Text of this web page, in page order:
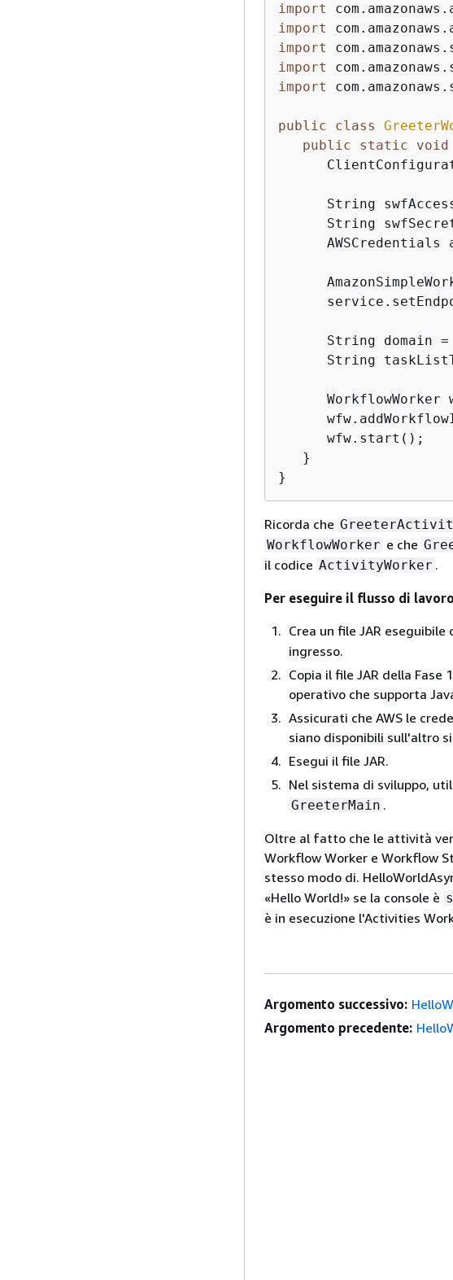
import
import
import
import
import
public class
public
static void
String
String
AWSCredentials
      String domain =
String
WorkflowWorker
      wfw.start();
   }
}
Ricorda che
WorkflowWorker e che
il codice ActivityWorker .
Per eseguire il flusso di
Crea un file JAR eseguibile
ingresso.
Copia il file JAR della
operativo che supporta
Assicurati che AWS le
siano disponibili sull'altro
Esegui il file JAR.
Nel sistema di sviluppo,
GreeterMain .
Oltre al fatto che le attività
Workflow Worker e Workflow
stesso modo di.
«Hello World!» se la console è
è in esecuzione l'Activities
Argomento successivo:
Argomento precedente: